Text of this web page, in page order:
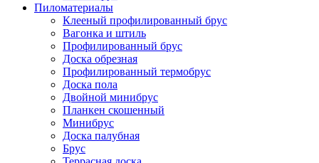
Пиломатериалы
Клееный профилированный брус
Вагонка и штиль
Профилированный брус
Доска обрезная
Профилированный термобрус
Доска пола
Двойной минибрус
Планкен скошенный
Минибрус
Доска палубная
Брус